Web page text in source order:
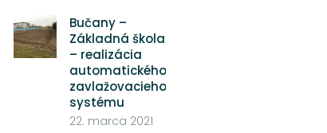
Bučany –
Základná škola
– realizácia
automatického
zavlažovacieho
systému
22. marca 2021